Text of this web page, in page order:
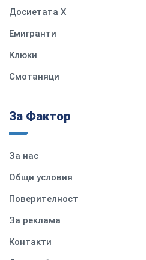
Досиетата Х
Емигранти
Клюки
Смотаняци
За Фактор
За нас
Общи условия
Поверителност
За реклама
Контакти